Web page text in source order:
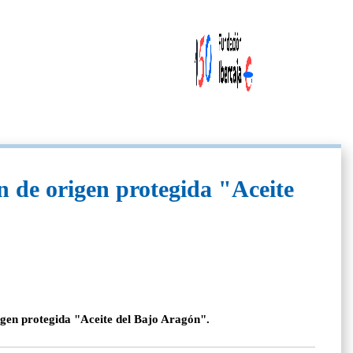
de origen protegida "Aceite
protegida "Aceite del Bajo Aragón".